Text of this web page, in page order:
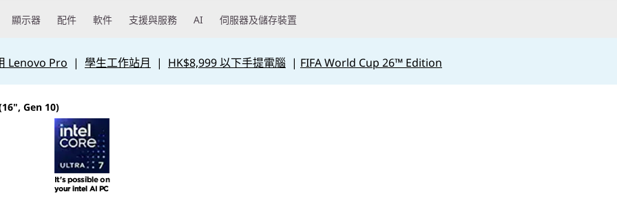
顯示器 配件 軟件 支援與服務 AI 伺服器及儲存裝置
Lenovo Pro | 學生工作站月 | HK$8,999 以下手提電腦 | FIFA World Cup 26™ Edition
Gen 10)